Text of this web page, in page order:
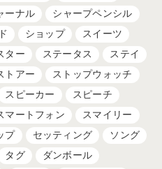
ーナル
シャープペンシル
ショップ
スイーツ
ター ステータス
ステイ
トアー
ストップウォッチ
スピーカー
スピーチ
マートフォン
スマイリー
プ セッティング
ソング
タグ
ダンボール